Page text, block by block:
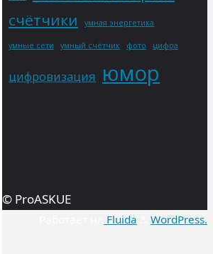
счётчики
умная энергетика
умные сети умный счётчик фото цифра
цифровизация юмор
© ProASKUE
Fluida WordPress.